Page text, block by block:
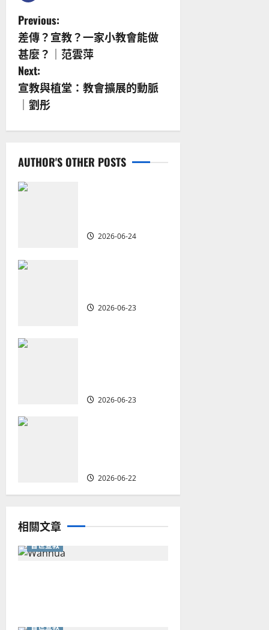
P
o
s
t
n
v
i
t
n
Previous:
差傳？宣教？一家小教會能做
甚麼？｜范雲萍
Next:
宣教與植堂：教會擴展的動脈
｜劉彤
AUTHOR'S OTHER POSTS
2026-06-24
2026-06-23
2026-06-23
2026-06-22
相關文章
普世宣教
普世宣教